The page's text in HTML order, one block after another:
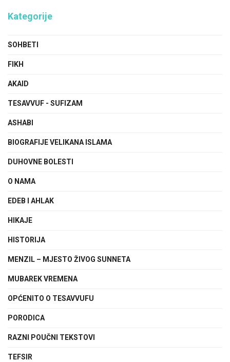
Kategorije
SOHBETI
FIKH
AKAID
TESAVVUF - SUFIZAM
ASHABI
BIOGRAFIJE VELIKANA ISLAMA
DUHOVNE BOLESTI
O NAMA
EDEB I AHLAK
HIKAJE
HISTORIJA
MENZIL – MJESTO ŽIVOG SUNNETA
MUBAREK VREMENA
OPĆENITO O TESAVVUFU
PORODICA
RAZNI POUČNI TEKSTOVI
TEFSIR